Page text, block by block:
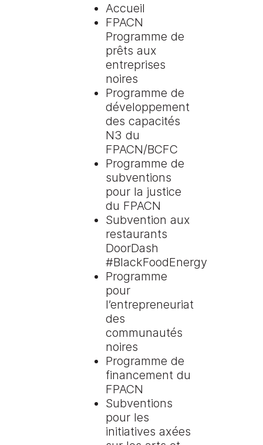
Accueil
FPACN
Programme de
prêts aux
entreprises
noires
Programme de
développement
des capacités
N3 du
FPACN/BCFC
Programme de
subventions
pour la justice
du FPACN
Subvention aux
restaurants
DoorDash
#BlackFoodEnergy
Programme
pour
l’entrepreneuriat
des
communautés
noires
Programme de
financement du
FPACN
Subventions
pour les
initiatives axées